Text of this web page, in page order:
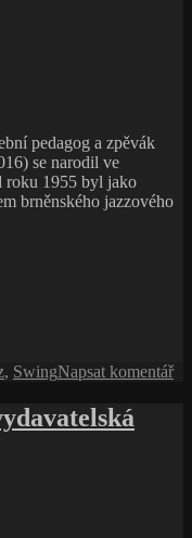
pedagog a zpěvák
se narodil ve
roku 1955 byl jako
brněnského jazzového
, SwingNapsat komentář